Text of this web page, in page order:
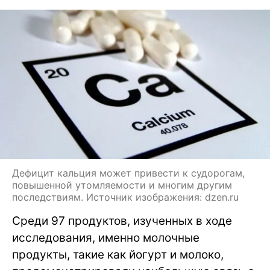
Дефицит кальция может привести к судорогам,
повышенной утомляемости и многим другим
последствиям. Источник изображения: dzen.ru
Среди 97 продуктов, изученных в ходе
исследования, именно молочные
продукты, такие как йогурт и молоко,